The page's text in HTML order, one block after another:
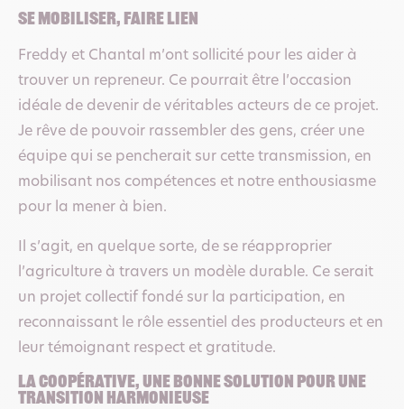
Se mobiliser, faire lien
Freddy et Chantal m’ont sollicité pour les aider à
trouver un repreneur. Ce pourrait être l’occasion
idéale de devenir de véritables acteurs de ce projet.
Je rêve de pouvoir rassembler des gens, créer une
équipe qui se pencherait sur cette transmission, en
mobilisant nos compétences et notre enthousiasme
pour la mener à bien.
Il s’agit, en quelque sorte, de se réapproprier
l’agriculture à travers un modèle durable. Ce serait
un projet collectif fondé sur la participation, en
reconnaissant le rôle essentiel des producteurs et en
leur témoignant respect et gratitude.
La coopérative, une bonne solution pour une
transition harmonieuse